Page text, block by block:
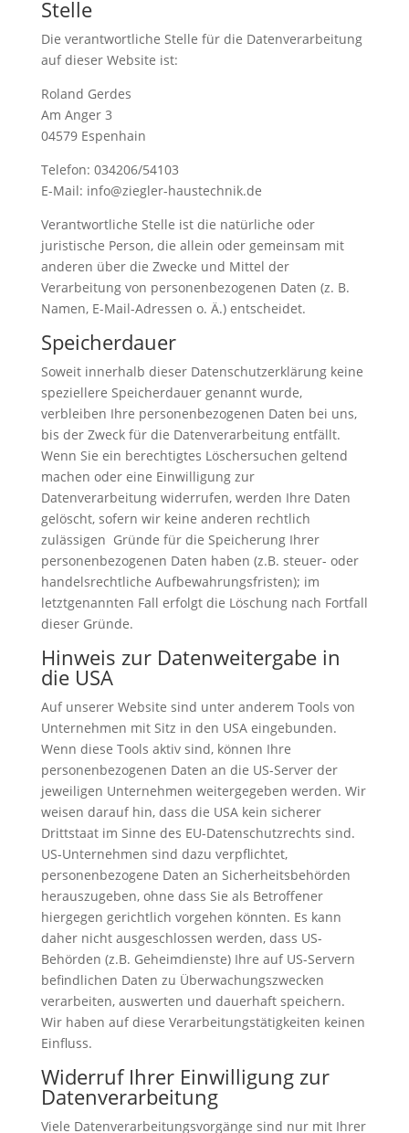
Stelle
Die verantwortliche Stelle für die Datenverarbeitung
auf dieser Website ist:
Roland Gerdes
Am Anger 3
04579 Espenhain
Telefon: 034206/54103
E-Mail: info@ziegler-haustechnik.de
Verantwortliche Stelle ist die natürliche oder
juristische Person, die allein oder gemeinsam mit
anderen über die Zwecke und Mittel der
Verarbeitung von personenbezogenen Daten (z. B.
Namen, E-Mail-Adressen o. Ä.) entscheidet.
Speicherdauer
Soweit innerhalb dieser Datenschutzerklärung keine
speziellere Speicherdauer genannt wurde,
verbleiben Ihre personenbezogenen Daten bei uns,
bis der Zweck für die Datenverarbeitung entfällt.
Wenn Sie ein berechtigtes Löschersuchen geltend
machen oder eine Einwilligung zur
Datenverarbeitung widerrufen, werden Ihre Daten
gelöscht, sofern wir keine anderen rechtlich
zulässigen Gründe für die Speicherung Ihrer
personenbezogenen Daten haben (z.B. steuer- oder
handelsrechtliche Aufbewahrungsfristen); im
letztgenannten Fall erfolgt die Löschung nach Fortfall
dieser Gründe.
Hinweis zur Datenweitergabe in
die USA
Auf unserer Website sind unter anderem Tools von
Unternehmen mit Sitz in den USA eingebunden.
Wenn diese Tools aktiv sind, können Ihre
personenbezogenen Daten an die US-Server der
jeweiligen Unternehmen weitergegeben werden. Wir
weisen darauf hin, dass die USA kein sicherer
Drittstaat im Sinne des EU-Datenschutzrechts sind.
US-Unternehmen sind dazu verpflichtet,
personenbezogene Daten an Sicherheitsbehörden
herauszugeben, ohne dass Sie als Betroffener
hiergegen gerichtlich vorgehen könnten. Es kann
daher nicht ausgeschlossen werden, dass US-
Behörden (z.B. Geheimdienste) Ihre auf US-Servern
befindlichen Daten zu Überwachungszwecken
verarbeiten, auswerten und dauerhaft speichern.
Wir haben auf diese Verarbeitungstätigkeiten keinen
Einfluss.
Widerruf Ihrer Einwilligung zur
Datenverarbeitung
Viele Datenverarbeitungsvorgänge sind nur mit Ihrer